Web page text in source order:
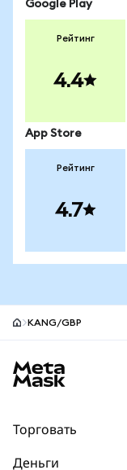
Google Play
Рейтинг
4.4
App Store
Рейтинг
4.7
KANG/GBP
Торговать
Деньги